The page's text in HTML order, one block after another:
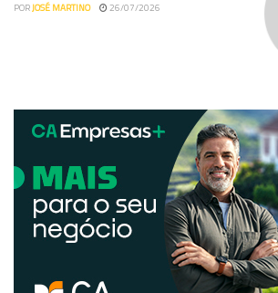
PORJOSÉ MARTINO 26/07/2026